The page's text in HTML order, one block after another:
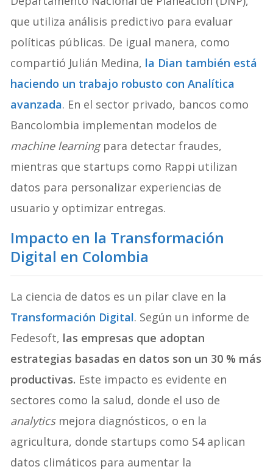
que utiliza análisis predictivo para evaluar
políticas públicas. De igual manera, como
compartió Julián Medina, la Dian también está
haciendo un trabajo robusto con Analítica
avanzada. En el sector privado, bancos como
Bancolombia implementan modelos de
machine learningpara detectar fraudes,
mientras que startups como Rappi utilizan
datos para personalizar experiencias de
usuario y optimizar entregas.
Impacto en la Transformación
Digital en Colombia
La ciencia de datos es un pilar clave en la
Transformación Digital. Según un informe de
Fedesoft, las empresas que adoptan
estrategias basadas en datos son un 30 % más
productivas. Este impacto es evidente en
sectores como la salud, donde el uso de
analyticsmejora diagnósticos, o en la
agricultura, donde startups como S4 aplican
datos climáticos para aumentar la